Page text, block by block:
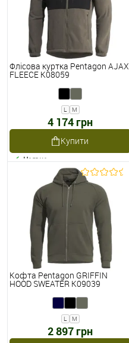
Флісова куртка Pentagon AJAX
FLEECE K08059
L M
4 174 грн
Купити
Наявне
Кофта Pentagon GRIFFIN
HOOD SWEATER K09039
L M
2 897 грн